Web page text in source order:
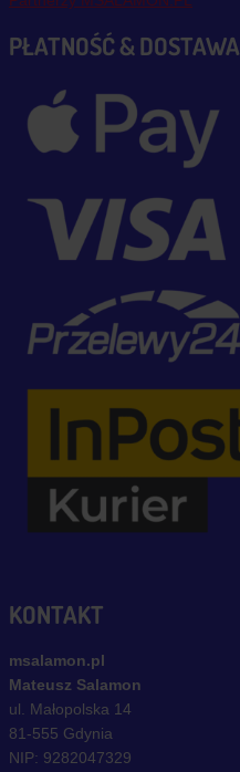
PŁATNOŚĆ & DOSTAWA
KONTAKT
msalamon.pl
Mateusz Salamon
ul. Małopolska 14
81-555 Gdynia
NIP: 9282047329